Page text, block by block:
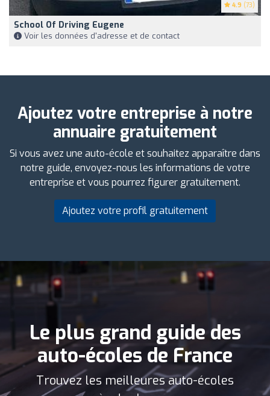
4.9 (73)
School Of Driving Eugene
Voir les données d'adresse et de contact
Ajoutez votre entreprise à notre
annuaire gratuitement
Si vous avez une auto-école et souhaitez apparaître dans
notre guide, envoyez-nous les informations de votre
entreprise et vous pourrez figurer gratuitement.
Ajoutez votre profil gratuitement
Le plus grand guide des
auto-écoles de France
Trouvez les meilleures auto-écoles